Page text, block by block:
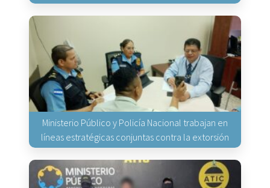
Ministerio Público y Policía Nacional trabajan en
líneas estratégicas conjuntas contra la extorsión